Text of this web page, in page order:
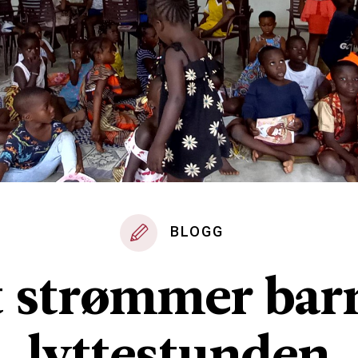
BLOGG
strømmer